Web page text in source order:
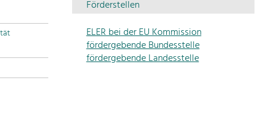
Die
Regionalentwicklung
in
unserer
Förderstellen
ELER bei der EU Kommission
fördergebende Bundesstelle
fördergebende Landesstelle